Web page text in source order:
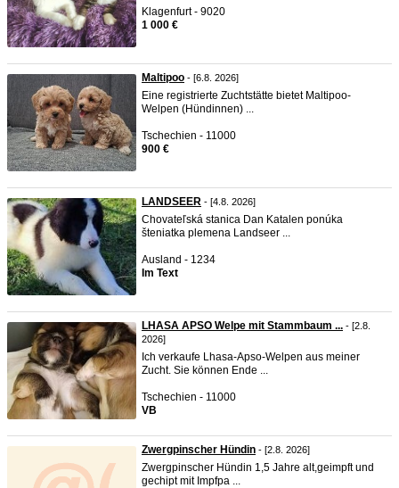
Klagenfurt - 9020
1 000 €
Maltipoo - [6.8. 2026]
Eine registrierte Zuchtstätte bietet Maltipoo-
Welpen (Hündinnen) ...
Tschechien - 11000
900 €
LANDSEER - [4.8. 2026]
Chovateľská stanica Dan Katalen ponúka
šteniatka plemena Landseer ...
Ausland - 1234
Im Text
LHASA APSO Welpe mit Stammbaum ... - [2.8.
2026]
Ich verkaufe Lhasa-Apso-Welpen aus meiner
Zucht. Sie können Ende ...
Tschechien - 11000
VB
Zwergpinscher Hündin - [2.8. 2026]
Zwergpinscher Hündin 1,5 Jahre alt,geimpft und
gechipt mit Impfpa ...